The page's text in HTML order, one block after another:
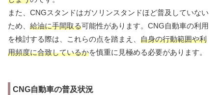
また、CNGスタンドはガソリンスタンドほど普及していない
ため、 給油に手間取る可能性があります。CNG自動車の利用
を検討する際は、これらの点を踏まえ、 自身の行動範囲や利
用頻度に合致しているかを慎重に見極める必要があります。
CNG自動車の普及状況